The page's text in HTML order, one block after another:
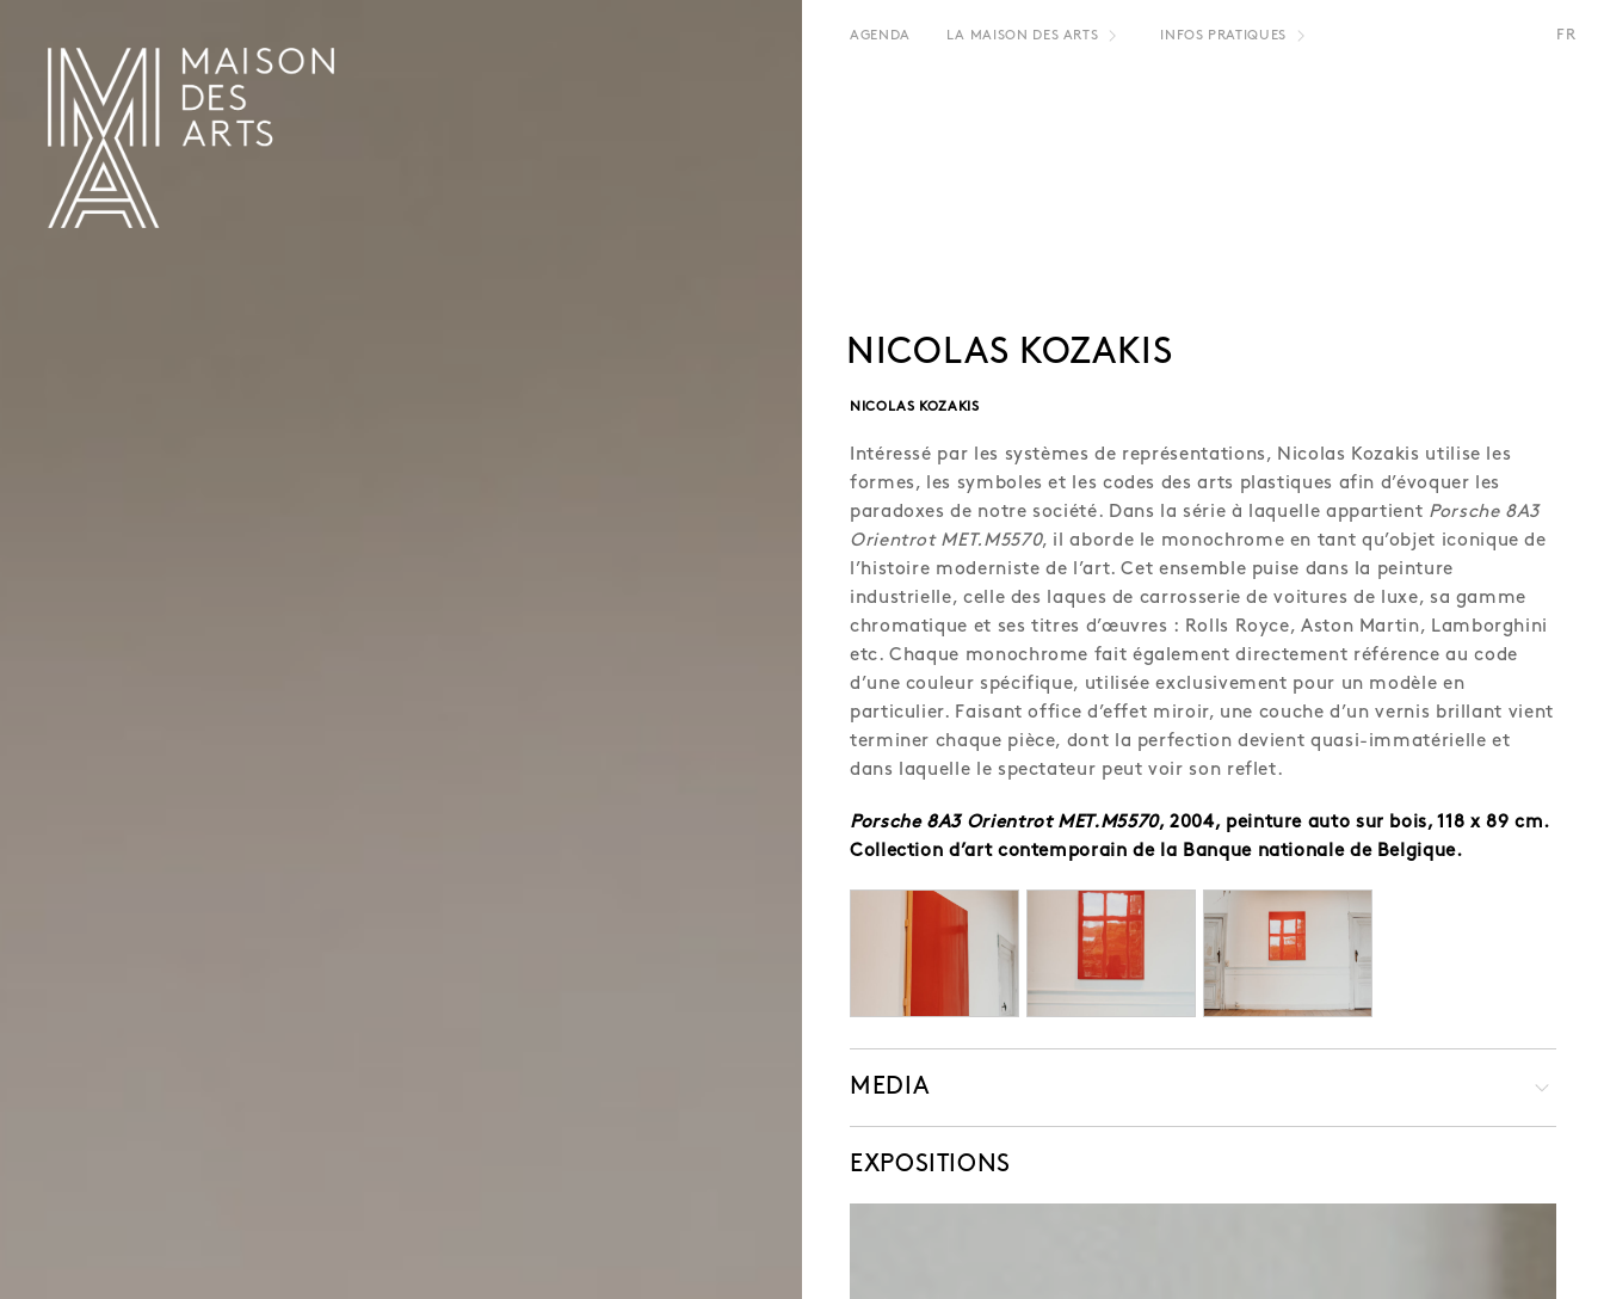
AGENDA LA MAISON DES ARTS INFOS PRATIQUES FR
NICOLAS KOZAKIS
NICOLAS KOZAKIS
Intéressé par les systèmes de représentations, Nicolas Kozakis utilise les
formes, les symboles et les codes des arts plastiques afin d’évoquer les
paradoxes de notre société. Dans la série à laquelle appartient Porsche 8A3
Orientrot MET.M5570, il aborde le monochrome en tant qu’objet iconique de
l’histoire moderniste de l’art. Cet ensemble puise dans la peinture
industrielle, celle des laques de carrosserie de voitures de luxe, sa gamme
chromatique et ses titres d’œuvres : Rolls Royce, Aston Martin, Lamborghini
etc. Chaque monochrome fait également directement référence au code
d’une couleur spécifique, utilisée exclusivement pour un modèle en
particulier. Faisant office d’effet miroir, une couche d’un vernis brillant vient
terminer chaque pièce, dont la perfection devient quasi-immatérielle et
dans laquelle le spectateur peut voir son reflet.
Porsche 8A3 Orientrot MET.M5570, 2004, peinture auto sur bois, 118 x 89 cm.
Collection d’art contemporain de la Banque nationale de Belgique.
MEDIA
EXPOSITIONS